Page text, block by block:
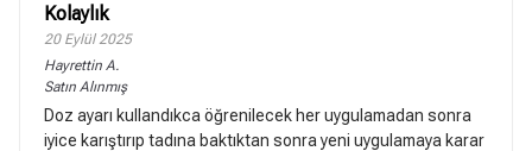
Kolaylık
20 Eylül 2025
Hayrettin A.
Satın Alınmış
Doz ayarı kullandıkca öğrenilecek her uygulamadan sonra
iyice karıştırıp tadına baktıktan sonra yeni uygulamaya karar